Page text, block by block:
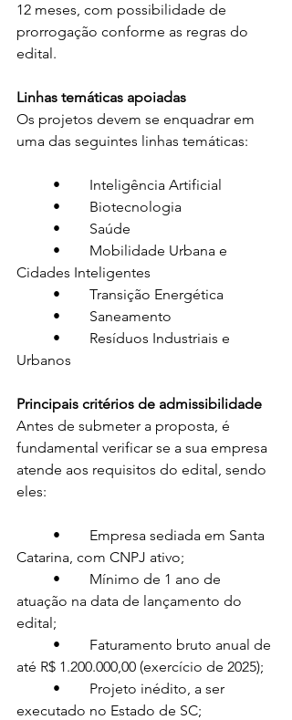
12 meses, com possibilidade de
prorrogação conforme as regras do
edital.
Linhas temáticas apoiadas
Os projetos devem se enquadrar em
uma das seguintes linhas temáticas:
	•	Inteligência Artificial
	•	Biotecnologia
	•	Saúde
Cidades Inteligentes
	•	Transição Energética
	•	Saneamento
Urbanos
Principais critérios de admissibilidade
Antes de submeter a proposta, é
fundamental verificar se a sua empresa
atende aos requisitos do edital, sendo
eles:
Catarina, com CNPJ ativo;
atuação na data de lançamento do
edital;
até R$ 1.200.000,00 (exercício de 2025);
executado no Estado de SC;